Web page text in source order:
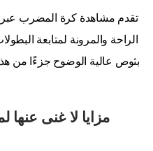
تقدم مشاهدة كرة المضرب عبر
الراحة والمرونة لمتابعة
بثوص عالية الوضوح جزءًا من
مزايا لا غنى